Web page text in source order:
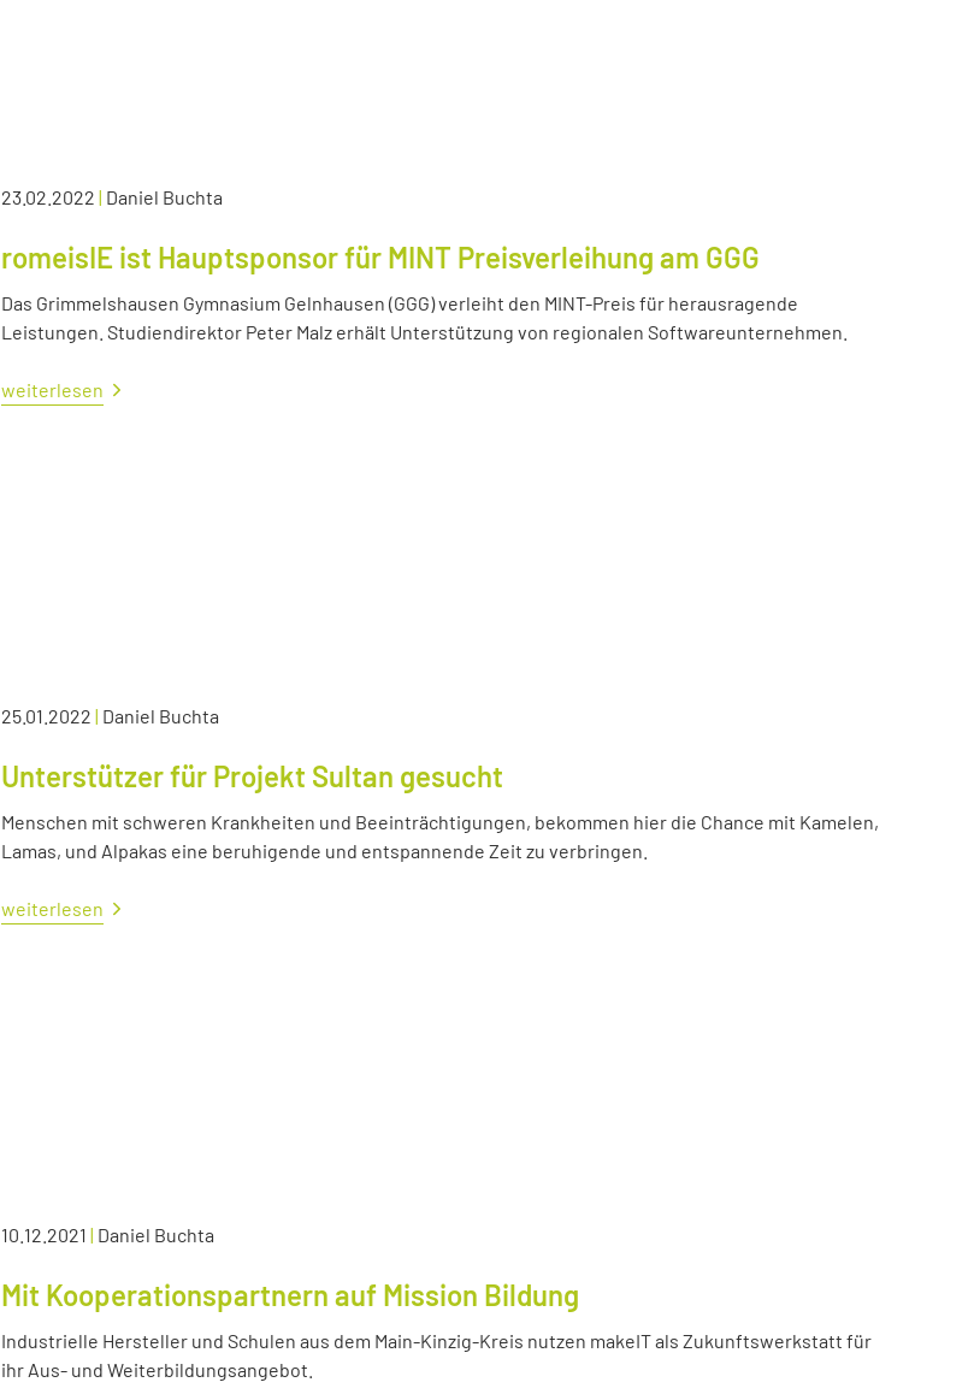
23.02.2022 | Daniel Buchta
romeisIE ist Hauptsponsor für MINT Preisverleihung am GGG
Das Grimmelshausen Gymnasium Gelnhausen (GGG) verleiht den MINT-Preis für herausragende
Leistungen. Studiendirektor Peter Malz erhält Unterstützung von regionalen Softwareunternehmen.
weiterlesen
25.01.2022 | Daniel Buchta
Unterstützer für Projekt Sultan gesucht
Menschen mit schweren Krankheiten und Beeinträchtigungen, bekommen hier die Chance mit Kamelen,
Lamas, und Alpakas eine beruhigende und entspannende Zeit zu verbringen.
weiterlesen
10.12.2021 | Daniel Buchta
Mit Kooperationspartnern auf Mission Bildung
Industrielle Hersteller und Schulen aus dem Main-Kinzig-Kreis nutzen makeIT als Zukunftswerkstatt für
ihr Aus- und Weiterbildungsangebot.